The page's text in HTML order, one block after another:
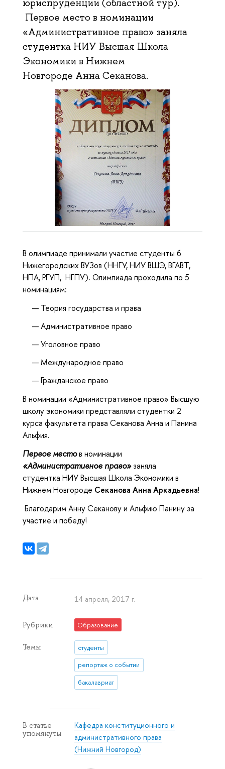
юриспруденции (областной тур).
Первое место в номинации
«Административное право» заняла
студентка НИУ Высшая Школа
Экономики в Нижнем
Новгороде Анна Секанова.
В олимпиаде принимали участие студенты 6
Нижегородских ВУЗов (ННГУ, НИУ ВШЭ, ВГАВТ,
НПА, РГУП, НГПУ). Олимпиада проходила по 5
номинациям:
Теория государства и права
Административное право
Уголовное право
Международное право
Гражданское право
В номинации «Административное право» Высшую
школу экономики представляли студентки 2
курса факультета права Секанова Анна и Панина
Альфия.
Первое местов номинации
«Административное право»заняла
студентка НИУ Высшая Школа Экономики в
Нижнем Новгороде Секанова Анна Аркадьевна!
Благодарим Анну Секанову и Альфию Панину за
участие и победу!
Дата 14 апреля, 2017 г.
Рубрики Образование
Темы студенты
репортаж о событии
бакалавриат
В статье
упомянуты
Кафедра конституционного и
административного права
(Нижний Новгород)